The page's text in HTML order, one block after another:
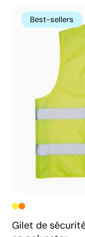
Best-sellers
Gilet de